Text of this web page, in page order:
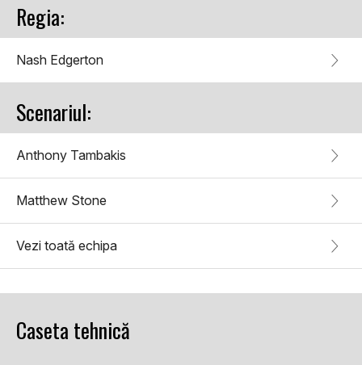
Regia:
Nash Edgerton
Scenariul:
Anthony Tambakis
Matthew Stone
Vezi toată echipa
Caseta tehnică